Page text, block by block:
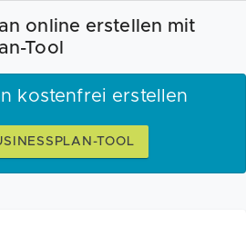
online erstellen mit
Tool
kostenfrei erstellen
TOOL